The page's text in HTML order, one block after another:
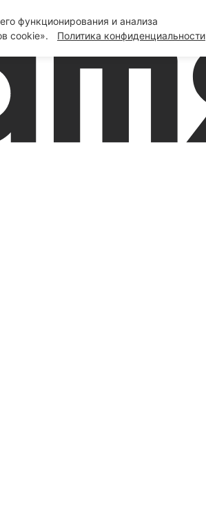
функционирования и анализа
cookie».
Политика конфиденциальности